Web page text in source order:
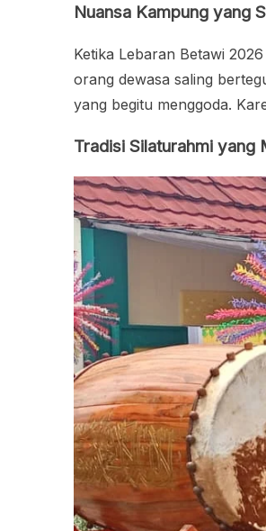
Nuansa Kampung yang
Ketika Lebaran Betawi
orang dewasa saling
yang begitu menggoda.
Tradisi Silaturahmi yang